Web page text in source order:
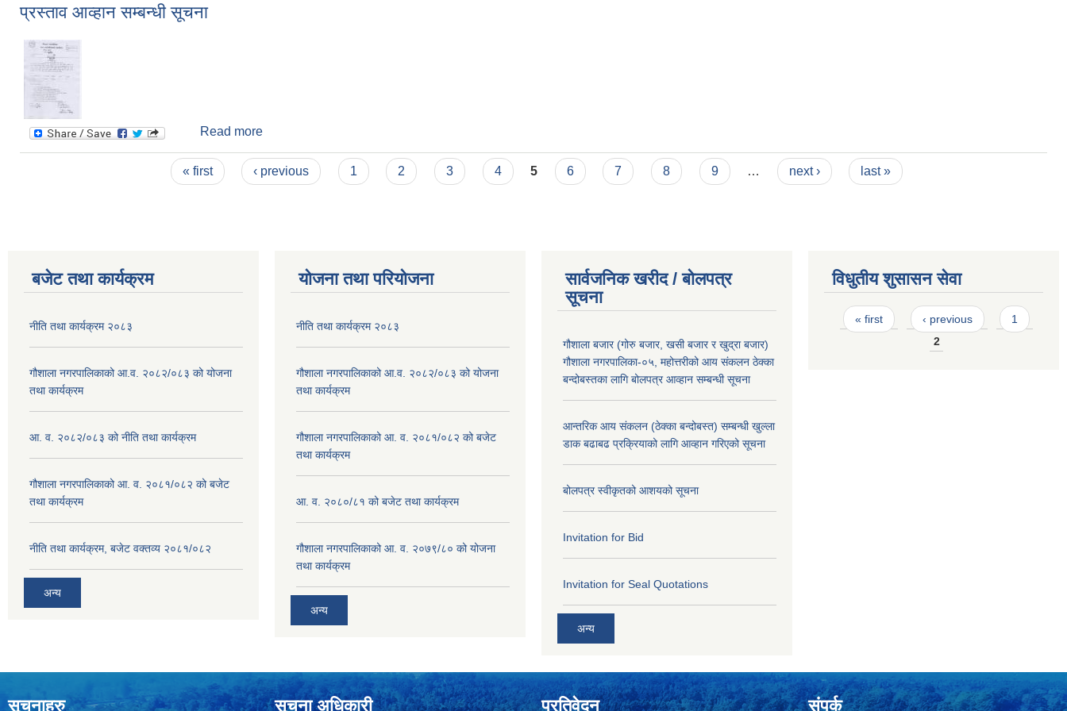
प्रस्ताव आव्हान सम्बन्धी सूचना
Read more
« first ‹ previous 1 2 3 4 5 6 7 8 9 … next › last »
बजेट तथा कार्यक्रम
नीति तथा कार्यक्रम २०८३
गौशाला नगरपालिकाको आ.व. २०८२/०८३ को योजना
तथा कार्यक्रम
आ. व. २०८२/०८३ को नीति तथा कार्यक्रम
गौशाला नगरपालिकाको आ. व. २०८१/०८२ को बजेट
तथा कार्यक्रम
नीति तथा कार्यक्रम, बजेट वक्तव्य २०८१/०८२
अन्य
योजना तथा परियोजना
नीति तथा कार्यक्रम २०८३
गौशाला नगरपालिकाको आ.व. २०८२/०८३ को योजना
तथा कार्यक्रम
गौशाला नगरपालिकाको आ. व. २०८१/०८२ को बजेट
तथा कार्यक्रम
आ. व. २०८०/८१ को बजेट तथा कार्यक्रम
गौशाला नगरपालिकाको आ. व. २०७९/८० को योजना
तथा कार्यक्रम
अन्य
सार्वजनिक खरीद / बोलपत्र
सूचना
गौशाला बजार (गोरु बजार, खसी बजार र खुद्रा बजार)
गौशाला नगरपालिका-०५, महोत्तरीको आय संकलन ठेक्का
बन्दोबस्तका लागि बोलपत्र आव्हान सम्बन्धी सूचना
आन्तरिक आय संकलन (ठेक्का बन्दोबस्त) सम्बन्धी खुल्ला
डाक बढाबढ प्रक्रियाको लागि आव्हान गरिएको सूचना
बोलपत्र स्वीकृतको आशयको सूचना
Invitation for Bid
Invitation for Seal Quotations
अन्य
विधुतीय शुसासन सेवा
Pages
« first ‹ previous
1
2
सूचनाहरु सूचना अधिकारी प्रतिवेदन संपर्क